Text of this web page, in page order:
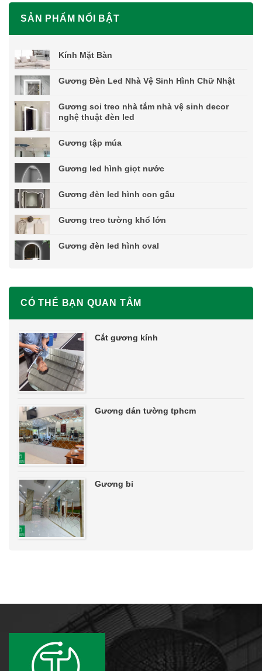
SẢN PHẨM NỔI BẬT
Kính Mặt Bàn
Gương Đèn Led Nhà Vệ Sinh Hình Chữ Nhật
Gương soi treo nhà tắm nhà vệ sinh decor
nghệ thuật đèn led
Gương tập múa
Gương led hình giọt nước
Gương đèn led hình con gấu
Gương treo tường khổ lớn
Gương đèn led hình oval
CÓ THỂ BẠN QUAN TÂM
Cắt gương kính
Gương dán tường tphcm
Gương bỉ